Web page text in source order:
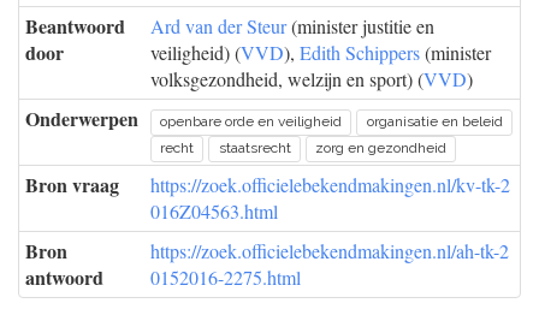
Beantwoord
door
Ard van der Steur(minister justitie en
veiligheid) (VVD), Edith Schippers(minister
volksgezondheid, welzijn en sport) (VVD)
Onderwerpen openbare orde en veiligheid
organisatie en beleid
recht
staatsrecht zorg en gezondheid
Bron vraag
https://zoek.officielebekendmakingen.nl/kv-tk-2
016Z04563.html
Bron
antwoord
https://zoek.officielebekendmakingen.nl/ah-tk-2
0152016-2275.html